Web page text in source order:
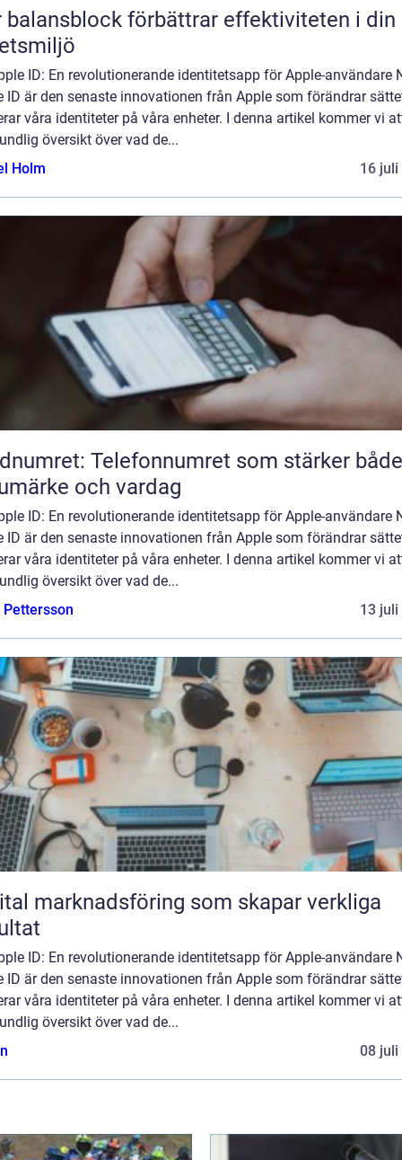
balansblock förbättrar effektiviteten i din
ID: En revolutionerande identitetsapp för Apple-användare
ID är den senaste innovationen från Apple som förändrar
våra identiteter på våra enheter. I denna artikel kommer vi
översikt över vad de...
Holm
16 juli
Telefonnumret som stärker både
och vardag
ID: En revolutionerande identitetsapp för Apple-användare
ID är den senaste innovationen från Apple som förändrar
våra identiteter på våra enheter. I denna artikel kommer vi
översikt över vad de...
13 juli
marknadsföring som skapar verkliga
ID: En revolutionerande identitetsapp för Apple-användare
ID är den senaste innovationen från Apple som förändrar
våra identiteter på våra enheter. I denna artikel kommer vi
översikt över vad de...
08 juli